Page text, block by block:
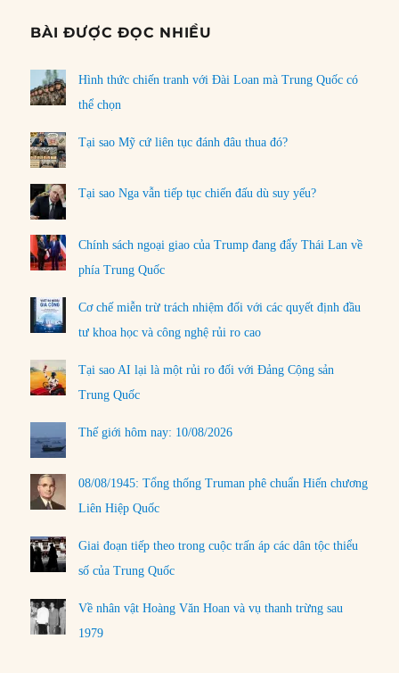
BÀI ĐƯỢC ĐỌC NHIỀU
Hình thức chiến tranh với Đài Loan mà Trung Quốc có
thể chọn
Tại sao Mỹ cứ liên tục đánh đâu thua đó?
Tại sao Nga vẫn tiếp tục chiến đấu dù suy yếu?
Chính sách ngoại giao của Trump đang đẩy Thái Lan về
phía Trung Quốc
Cơ chế miễn trừ trách nhiệm đối với các quyết định đầu
tư khoa học và công nghệ rủi ro cao
Tại sao AI lại là một rủi ro đối với Đảng Cộng sản
Trung Quốc
Thế giới hôm nay: 10/08/2026
08/08/1945: Tổng thống Truman phê chuẩn Hiến chương
Liên Hiệp Quốc
Giai đoạn tiếp theo trong cuộc trấn áp các dân tộc thiểu
số của Trung Quốc
Về nhân vật Hoàng Văn Hoan và vụ thanh trừng sau
1979